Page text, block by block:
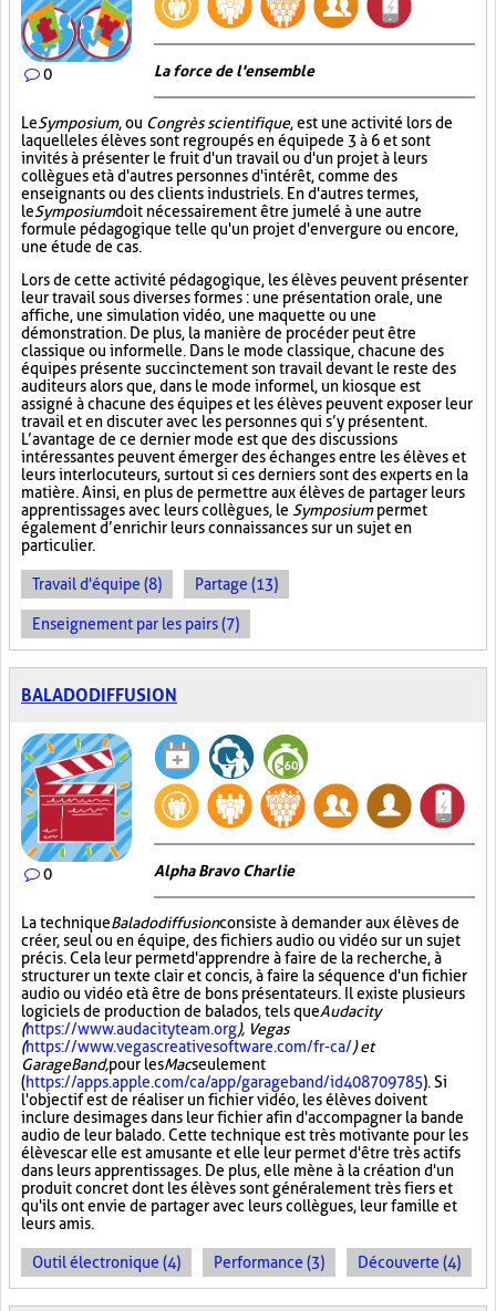
0 La force de l'ensemble
LeSymposium, ou Congrès scientifique, est une activité lors de
laquelle les élèves sont regroupés en équipe de 3 à 6 et sont
invités à présenter le fruit d'un travail ou d'un projet à leurs
collègues et à d'autres personnes d'intérêt, comme des
enseignants ou des clients industriels. En d'autres termes,
leSymposiumdoit nécessairement être jumelé à une autre
formule pédagogique telle qu'un projet d'envergure ou encore,
une étude de cas.
Lors de cette activité pédagogique, les élèves peuvent présenter
leur travail sous diverses formes : une présentation orale, une
affiche, une simulation vidéo, une maquette ou une
démonstration. De plus, la manière de procéder peut être
classique ou informelle. Dans le mode classique, chacune des
équipes présente succinctement son travail devant le reste des
auditeurs alors que, dans le mode informel, un kiosque est
assigné à chacune des équipes et les élèves peuvent exposer leur
travail et en discuter avec les personnes qui s’y présentent.
L’avantage de ce dernier mode est que des discussions
intéressantes peuvent émerger des échanges entre les élèves et
leurs interlocuteurs, surtout si ces derniers sont des experts en la
matière. Ainsi, en plus de permettre aux élèves de partager leurs
apprentissages avec leurs collègues, le Symposiumpermet
également d’enrichir leurs connaissances sur un sujet en
particulier.
Travail d'équipe (8) Partage (13)
Enseignement par les pairs (7)
BALADODIFFUSION
0 Alpha Bravo Charlie
La techniqueBaladodiffusionconsiste à demander aux élèves de
créer, seul ou en équipe, des fichiers audio ou vidéo sur un sujet
précis. Cela leur permet d'apprendre à faire de la recherche, à
structurer un texte clair et concis, à faire la séquence d'un fichier
audio ou vidéo et à être de bons présentateurs. Il existe plusieurs
logiciels de production de balados, tels queAudacity
(https://www.audacityteam.org), Vegas
(https://www.vegascreativesoftware.com/fr-ca/) et
GarageBand,pour lesMacseulement
(https://apps.apple.com/ca/app/garageband/id408709785). Si
l'objectif est de réaliser un fichier vidéo, les élèves doivent
inclure des images dans leur fichier afin d'accompagner la bande
audio de leur balado. Cette technique est très motivante pour les
élèves car elle est amusante et elle leur permet d'être très actifs
dans leurs apprentissages. De plus, elle mène à la création d'un
produit concret dont les élèves sont généralement très fiers et
qu'ils ont envie de partager avec leurs collègues, leur famille et
leurs amis.
Outil électronique (4) Performance (3) Découverte (4)